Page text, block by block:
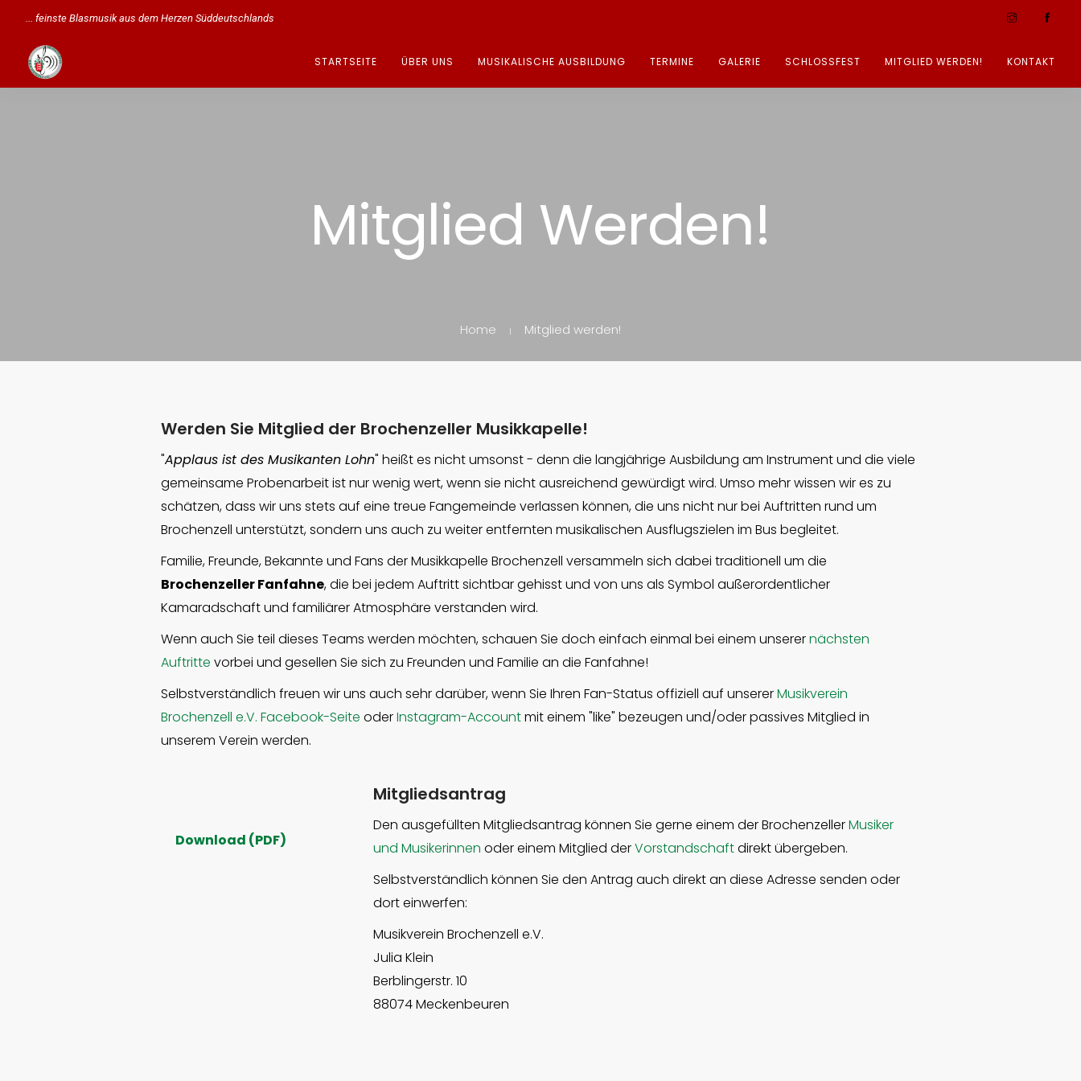
... feinste Blasmusik aus dem Herzen Süddeutschlands
STARTSEITE ÜBER UNS MUSIKALISCHE AUSBILDUNG TERMINE GALERIE SCHLOSSFEST MITGLIED WERDEN! KONTAKT
Mitglied Werden!
Home Mitglied werden!
Werden Sie Mitglied der Brochenzeller Musikkapelle!
"Applaus ist des MusikantenLohn" heißt es nicht umsonst - denn die langjährige Ausbildung am Instrument und die viele
gemeinsame Probenarbeit ist nur wenig wert, wenn sie nicht ausreichend gewürdigt wird. Umso mehr wissen wir es zu
schätzen, dass wir uns stets auf eine treue Fangemeinde verlassen können, die uns nicht nur bei Auftritten rund um
Brochenzell unterstützt, sondern uns auch zu weiter entfernten musikalischen Ausflugszielen im Bus begleitet.
Familie, Freunde, Bekannte und Fans der Musikkapelle Brochenzell versammeln sich dabei traditionell um die
Brochenzeller Fanfahne, die bei jedem Auftritt sichtbar gehisst und von uns als Symbol außerordentlicher
Kamaradschaft und familiärer Atmosphäre verstanden wird.
Wenn auch Sie teil dieses Teams werden möchten, schauen Sie doch einfach einmal bei einem unserernächsten
Auftritte vorbei und gesellen Sie sich zu Freunden und Familie an die Fanfahne!
Selbstverständlich freuen wir uns auch sehr darüber, wenn Sie Ihren Fan-Status offiziell auf unsererMusikverein
Brochenzell e.V. Facebook-Seite oderInstagram-Accountmit einem "like" bezeugen und/oder passives Mitglied in
unserem Verein werden.
Download (PDF)
Mitgliedsantrag
Den ausgefüllten Mitgliedsantrag können Sie gerne einem der BrochenzellerMusiker
und Musikerinnen oder einem Mitglied derVorstandschaftdirekt übergeben.
Selbstverständlich können Sie den Antrag auch direkt an diese Adresse senden oder
dort einwerfen:
Musikverein Brochenzell e.V.
Julia Klein
Berblingerstr. 10
88074 Meckenbeuren